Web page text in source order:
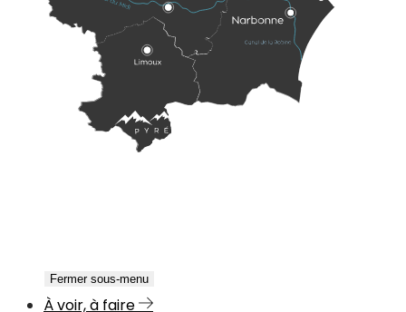
Fermer sous-menu
À voir, à faire